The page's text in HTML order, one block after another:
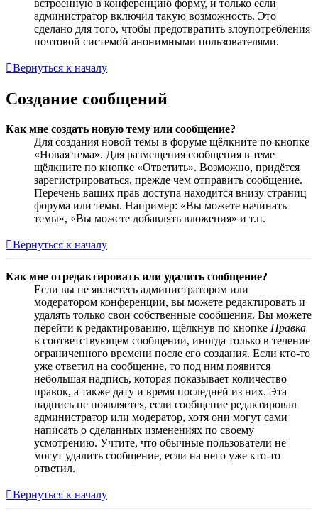
встроенную в конференцию форму, и только если
администратор включил такую возможность. Это
сделано для того, чтобы предотвратить злоупотребления
почтовой системой анонимными пользователями.
Вернуться к началу
Создание сообщений
Как мне создать новую тему или сообщение?
Для создания новой темы в форуме щёлкните по кнопке
«Новая тема». Для размещения сообщения в теме
щёлкните по кнопке «Ответить». Возможно, придётся
зарегистрироваться, прежде чем отправить сообщение.
Перечень ваших прав доступа находится внизу страниц
форума или темы. Например: «Вы можете начинать
темы», «Вы можете добавлять вложения» и т.п.
Вернуться к началу
Как мне отредактировать или удалить сообщение?
Если вы не являетесь администратором или
модератором конференции, вы можете редактировать и
удалять только свои собственные сообщения. Вы можете
перейти к редактированию, щёлкнув по кнопке Правка
в соответствующем сообщении, иногда только в течение
ограниченного времени после его создания. Если кто-то
уже ответил на сообщение, то под ним появится
небольшая надпись, которая показывает количество
правок, а также дату и время последней из них. Эта
надпись не появляется, если сообщение редактировал
администратор или модератор, хотя они могут сами
написать о сделанных изменениях по своему
усмотрению. Учтите, что обычные пользователи не
могут удалить сообщение, если на него уже кто-то
ответил.
Вернуться к началу